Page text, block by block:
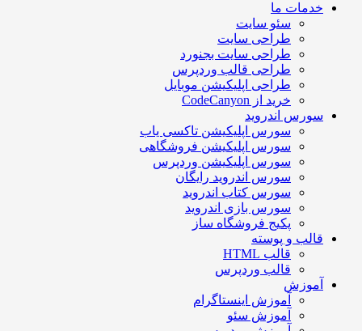
خدمات ما
سئو سایت
طراحی سایت
طراحی سایت بجنورد
طراحی قالب وردپرس
طراحی اپلیکیشن موبایل
خرید از CodeCanyon
سورس اندروید
سورس اپلیکیشن تاکسی یاب
سورس اپلیکیشن فروشگاهی
سورس اپلیکیشن وردپرس
سورس اندروید رایگان
سورس کتاب اندروید
سورس بازی اندروید
پکیج فروشگاه ساز
قالب و پوسته
قالب HTML
قالب وردپرس
آموزش
آموزش اینستاگرام
آموزش سئو